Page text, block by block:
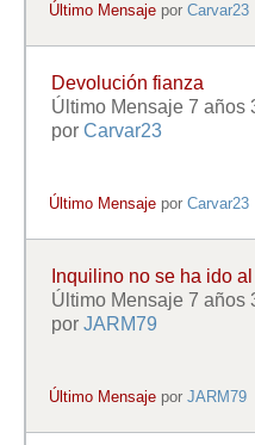
Último Mensaje porCarvar23
Devolución fianza
Último Mensaje 7 años
por Carvar23
Último Mensaje porCarvar23
Inquilino no se ha ido
Último Mensaje 7 años
por JARM79
Último Mensaje porJARM79